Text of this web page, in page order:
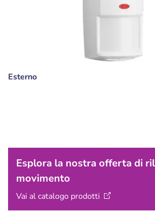
Esterno
Esplora la nostra offerta di
movimento
Vai al catalogo prodotti